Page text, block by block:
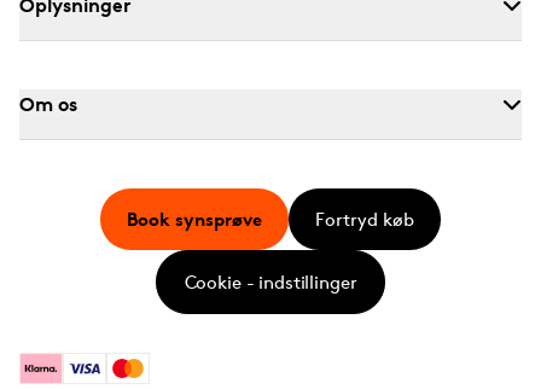
Oplysninger
Om os
KlarnaVisa Mastercard
Book synsprøve Fortryd køb
Cookie - indstillinger